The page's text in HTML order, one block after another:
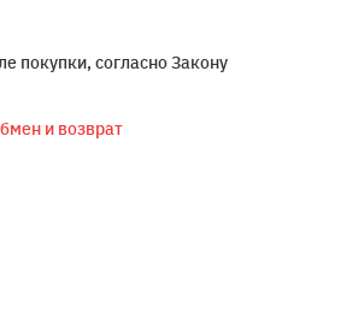
покупки, согласно Закону
и возврат